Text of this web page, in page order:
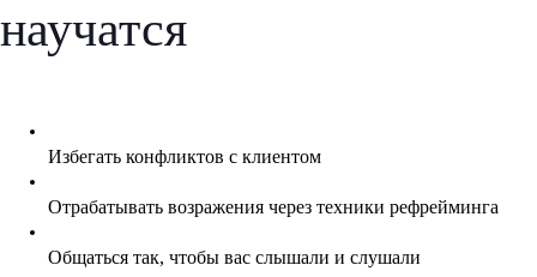
научатся
Избегать конфликтов с клиентом
Отрабатывать возражения через техники рефрейминга
Общаться так, чтобы вас слышали и слушали